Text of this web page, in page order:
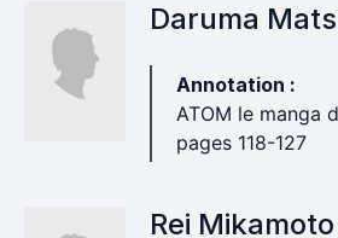
Daruma
Annotation :
ATOM le manga
pages 118-127
Rei Mikamoto